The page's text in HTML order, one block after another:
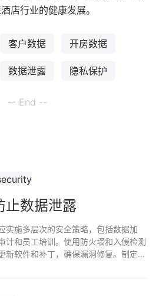
店行业的健康发展。
客户数据 开房数据
数据泄露 隐私保护
-- End --
止数据泄露
实施多层次的安全策略，包括数据加
计和员工培训。使用防火墙和入侵检测
新软件和补丁，确保漏洞修复。制定完